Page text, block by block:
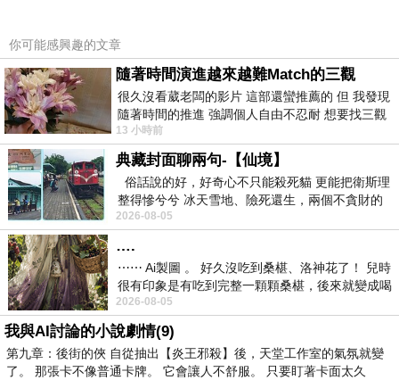
對手一直換投，真是好樣的
沒關係，至少還有下一場的機會
~~~
今天的篤姬47、48，有點哀傷
越到結局，越是有歷史的無力感
~~~
下午想吃下午茶，就去星巴客了
芋泥布蕾千層薄餅，蠻好吃的
今天有買一送一的優惠，就一杯給周爸
啦
你可能感興趣的文章
隨著時間演進越來越難Match的三觀
很久沒看葳老闆的影片 這部還蠻推薦的 但 我發現
隨著時間的推進 強調個人自由不忍耐 想要找三觀
接近的不要說對象 連朋友都超
13 小時前
典藏封面聊兩句-【仙境】
俗話說的好，好奇心不只能殺死貓 更能把衛斯理
整得慘兮兮 冰天雪地、險死還生，兩個不貪財的
人尋什麼寶？ 人家追尋愛情還
2026-08-05
….
⋯⋯ Ai製圖 。 好久沒吃到桑椹、洛神花了！ 兒時
很有印象是有吃到完整一顆顆桑椹，後來就變成喝
桑椹汁。 現在是連喝都沒喝
2026-08-05
我與AI討論的小說劇情(9)
第九章：後街的俠 自從抽出【炎王邪殺】後，天堂工作室的氣氛就變
了。 那張卡不像普通卡牌。 它會讓人不舒服。 只要盯著卡面太久